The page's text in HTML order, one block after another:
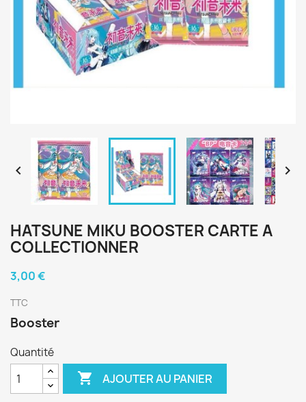
 
HATSUNE MIKU BOOSTER CARTE A
COLLECTIONNER
3,00 €
TTC
Booster
Quantité
 AJOUTER AU PANIER